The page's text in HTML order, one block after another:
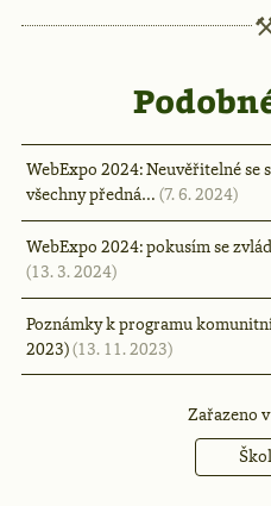
WebExpo 2024: Neuvěřitelné se
všechny předná… (7. 6. 2024)
WebExpo 2024: pokusím se
(13. 3. 2024)
Poznámky k programu
2023)(13. 11. 2023)
Zařazeno